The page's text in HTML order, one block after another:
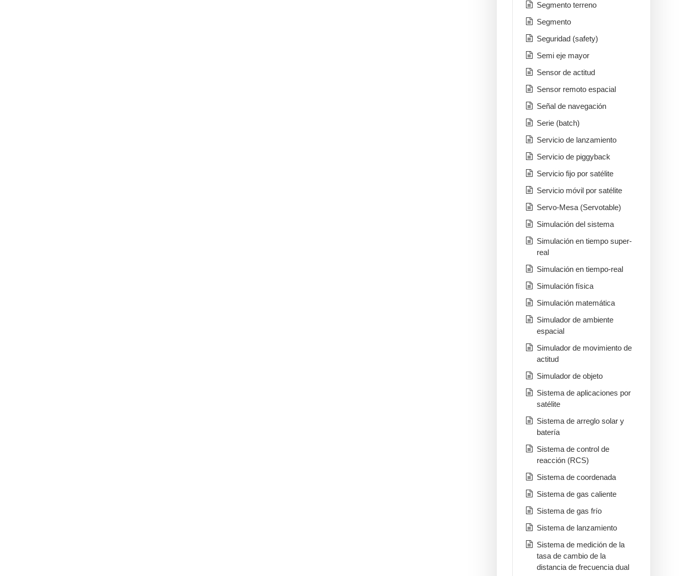
Segmento terreno
Segmento
Seguridad (safety)
Semi eje mayor
Sensor de actitud
Sensor remoto espacial
Señal de navegación
Serie (batch)
Servicio de lanzamiento
Servicio de piggyback
Servicio fijo por satélite
Servicio móvil por satélite
Servo-Mesa (Servotable)
Simulación del sistema
Simulación en tiempo super-
real
Simulación en tiempo-real
Simulación física
Simulación matemática
Simulador de ambiente
espacial
Simulador de movimiento de
actitud
Simulador de objeto
Sistema de aplicaciones por
satélite
Sistema de arreglo solar y
batería
Sistema de control de
reacción (RCS)
Sistema de coordenada
Sistema de gas caliente
Sistema de gas frío
Sistema de lanzamiento
Sistema de medición de la
tasa de cambio de la
distancia de frecuencia dual